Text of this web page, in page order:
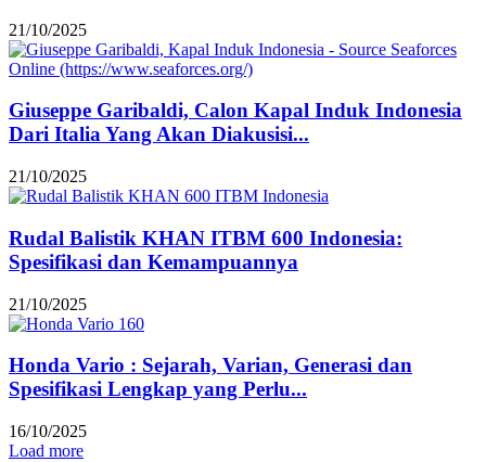
21/10/2025
Giuseppe Garibaldi, Calon Kapal Induk Indonesia
Dari Italia Yang Akan Diakusisi...
21/10/2025
Rudal Balistik KHAN ITBM 600 Indonesia:
Spesifikasi dan Kemampuannya
21/10/2025
Honda Vario : Sejarah, Varian, Generasi dan
Spesifikasi Lengkap yang Perlu...
16/10/2025
Load more